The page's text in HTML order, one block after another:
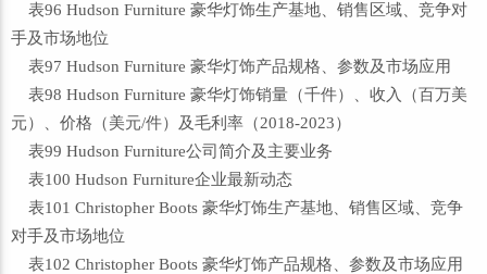
表96 Hudson Furniture 豪华灯饰生产基地、销售区域、竞争对
手及市场地位
表97 Hudson Furniture 豪华灯饰产品规格、参数及市场应用
表98 Hudson Furniture 豪华灯饰销量（千件）、收入（百万美
元）、价格（美元/件）及毛利率（2018-2023）
表99 Hudson Furniture公司简介及主要业务
表100 Hudson Furniture企业最新动态
表101 Christopher Boots 豪华灯饰生产基地、销售区域、竞争
对手及市场地位
表102 Christopher Boots 豪华灯饰产品规格、参数及市场应用